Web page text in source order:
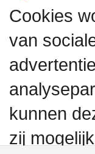
Cookies
van
kunnen
zij